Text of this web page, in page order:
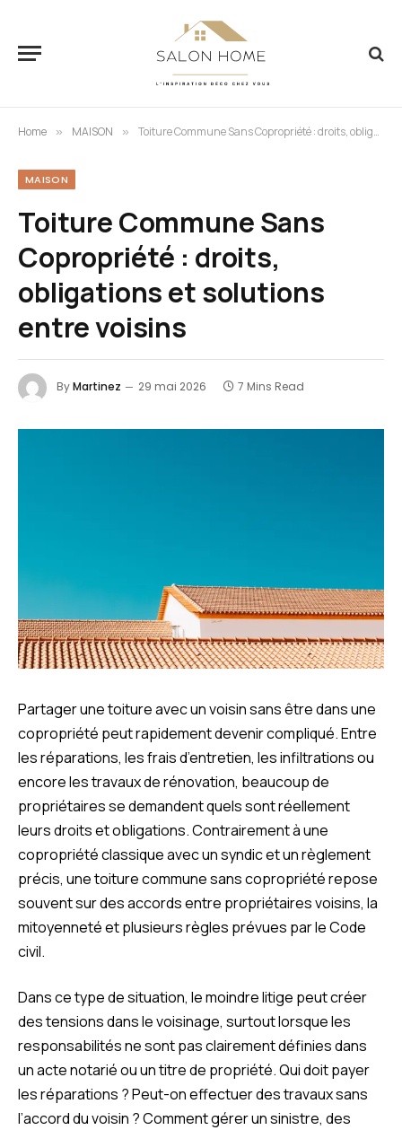
Home » MAISON » Toiture Commune Sans Copropriété : droits, obligations et solutions entre voisins
MAISON
Toiture Commune Sans
Copropriété : droits,
obligations et solutions
entre voisins
ByMartinez 29 mai 2026 7 Mins Read
Partager une toiture avec un voisin sans être dans une
copropriété peut rapidement devenir compliqué. Entre
les réparations, les frais d’entretien, les infiltrations ou
encore les travaux de rénovation, beaucoup de
propriétaires se demandent quels sont réellement
leurs droits et obligations. Contrairement à une
copropriété classique avec un syndic et un règlement
précis, une toiture commune sans copropriété repose
souvent sur des accords entre propriétaires voisins, la
mitoyenneté et plusieurs règles prévues par le Code
civil.
Dans ce type de situation, le moindre litige peut créer
des tensions dans le voisinage, surtout lorsque les
responsabilités ne sont pas clairement définies dans
un acte notarié ou un titre de propriété. Qui doit payer
les réparations ? Peut-on effectuer des travaux sans
l’accord du voisin ? Comment gérer un sinistre, des